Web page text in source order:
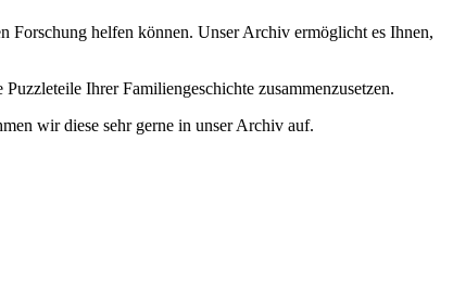
helfen können. Unser Archiv ermöglicht es Ihnen,
Ihrer Familiengeschichte zusammenzusetzen.
wir diese sehr gerne in unser Archiv auf.